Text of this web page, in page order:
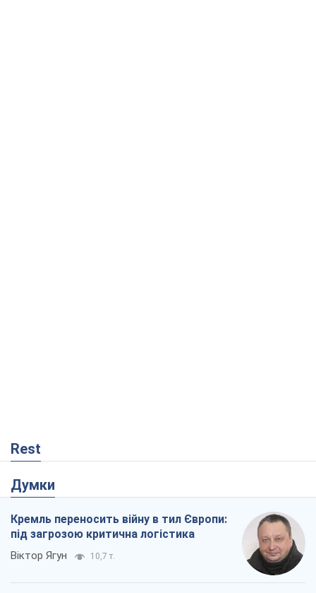
Rest
Думки
Кремль переносить війну в тил Європи:
під загрозою критична логістика
Віктор Ягун 10,7 т.